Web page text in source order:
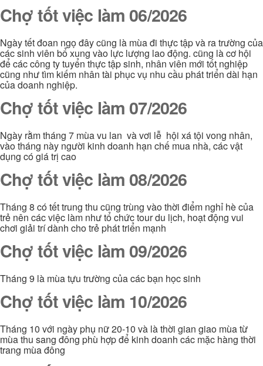
Chợ tốt việc làm 06/2026
Ngày tết đoan ngọ đây cũng là mùa đi thực tập và ra trường của
các sinh viên bổ xung vào lực lượng lao động. cũng là cơ hội
để các công ty tuyển thực tập sinh, nhân viên mới tốt nghiệp
cũng như tìm kiếm nhân tài phục vụ nhu cầu phát triển dài hạn
của doanh nghiệp.
Chợ tốt việc làm 07/2026
Ngày rằm tháng 7 mùa vu lan và vơi lễ hội xá tội vong nhân,
vào tháng này người kinh doanh hạn chế mua nhà, các vật
dụng có giá trị cao
Chợ tốt việc làm 08/2026
Tháng 8 có tết trung thu cũng trùng vào thời điểm nghỉ hè của
trẻ nên các việc làm như tổ chức tour du lịch, hoạt động vui
chơi giải trí dành cho trẻ phát triển mạnh
Chợ tốt việc làm 09/2026
Tháng 9 là mùa tựu trường của các bạn học sinh
Chợ tốt việc làm 10/2026
Tháng 10 với ngày phụ nữ 20-10 và là thời gian giao mùa từ
mùa thu sang đông phù hợp để kinh doanh các mặc hàng thời
trang mùa đông